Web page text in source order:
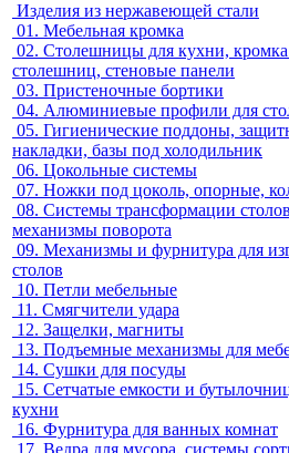
Изделия из нержавеющей стали
01. Мебельная кромка
02. Столешницы для кухни, кромка
столешниц, стеновые панели
03. Пристеночные бортики
04. Алюминиевые профили для
05. Гигиенические поддоны,
накладки, базы под холодильник
06. Цокольные системы
07. Ножки под цоколь, опорные,
08. Системы трансформации
механизмы поворота
09. Механизмы и фурнитура для
столов
10. Петли мебельные
11. Смягчители удара
12. Защелки, магниты
13. Подъемные механизмы для
14. Сушки для посуды
15. Сетчатые емкости и
кухни
16. Фурнитура для ванных комнат
17. Ведра для мусора, системы